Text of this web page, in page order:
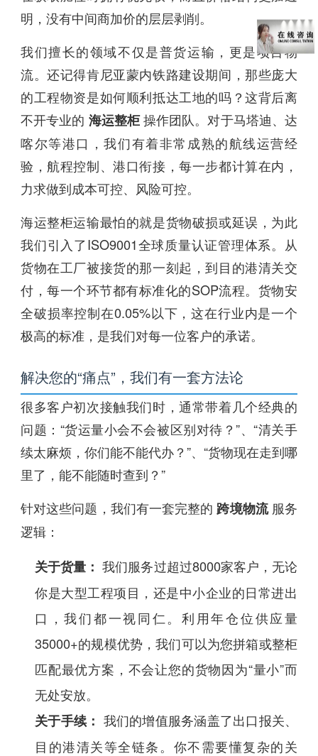
明，没有中间商加价的层层剥削。
我们擅长的领域不仅是普货运输，更是项目物
流。还记得肯尼亚蒙内铁路建设期间，那些庞大
的工程物资是如何顺利抵达工地的吗？这背后离
不开专业的 海运整柜操作团队。对于马塔迪、达
喀尔等港口，我们有着非常成熟的航线运营经
验，航程控制、港口衔接，每一步都计算在内，
力求做到成本可控、风险可控。
海运整柜运输最怕的就是货物破损或延误，为此
我们引入了ISO9001全球质量认证管理体系。从
货物在工厂被接货的那一刻起，到目的港清关交
付，每一个环节都有标准化的SOP流程。货物安
全破损率控制在0.05%以下，这在行业内是一个
极高的标准，是我们对每一位客户的承诺。
解决您的“痛点”，我们有一套方法论
很多客户初次接触我们时，通常带着几个经典的
问题：“货运量小会不会被区别对待？”、“清关手
续太麻烦，你们能不能代办？”、“货物现在走到哪
里了，能不能随时查到？”
针对这些问题，我们有一套完整的 跨境物流 服务
逻辑：
关于货量：我们服务过超过8000家客户，无论
你是大型工程项目，还是中小企业的日常进出
口，我们都一视同仁。利用年仓位供应量
35000+的规模优势，我们可以为您拼箱或整柜
匹配最优方案，不会让您的货物因为“量小”而
无处安放。
关于手续： 我们的增值服务涵盖了出口报关、
目的港清关等全链条。你不需要懂复杂的关